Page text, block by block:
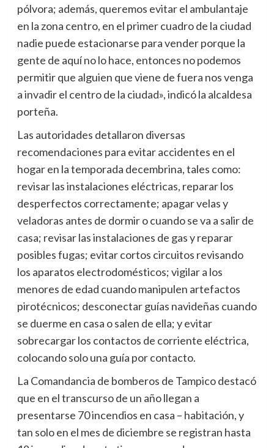
pólvora; además, queremos evitar el ambulantaje
en la zona centro, en el primer cuadro de la ciudad
nadie puede estacionarse para vender porque la
gente de aquí no lo hace, entonces no podemos
permitir que alguien que viene de fuera nos venga
a invadir el centro de la ciudad», indicó la alcaldesa
porteña.
Las autoridades detallaron diversas
recomendaciones para evitar accidentes en el
hogar en la temporada decembrina, tales como:
revisar las instalaciones eléctricas, reparar los
desperfectos correctamente; apagar velas y
veladoras antes de dormir o cuando se va a salir de
casa; revisar las instalaciones de gas y reparar
posibles fugas; evitar cortos circuitos revisando
los aparatos electrodomésticos; vigilar a los
menores de edad cuando manipulen artefactos
pirotécnicos; desconectar guías navideñas cuando
se duerme en casa o salen de ella; y evitar
sobrecargar los contactos de corriente eléctrica,
colocando solo una guía por contacto.
La Comandancia de bomberos de Tampico destacó
que en el transcurso de un año llegan a
presentarse 70 incendios en casa – habitación, y
tan solo en el mes de diciembre se registran hasta